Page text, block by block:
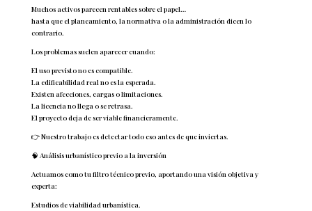
Muchos activos parecen rentables sobre el papel…
hasta que el planeamiento, la normativa o la administración dicen lo
contrario.
Los problemas suelen aparecer cuando:
El uso previsto no es compatible.
La edificabilidad real no es la esperada.
Existen afecciones, cargas o limitaciones.
La licencia no llega o se retrasa.
El proyecto deja de ser viable financieramente.
👉 Nuestro trabajo es detectar todo eso antes de que inviertas.
🧠 Análisis urbanístico previo a la inversión
Actuamos como tu filtro técnico previo, aportando una visión objetiva y
experta:
Estudios de viabilidad urbanística.